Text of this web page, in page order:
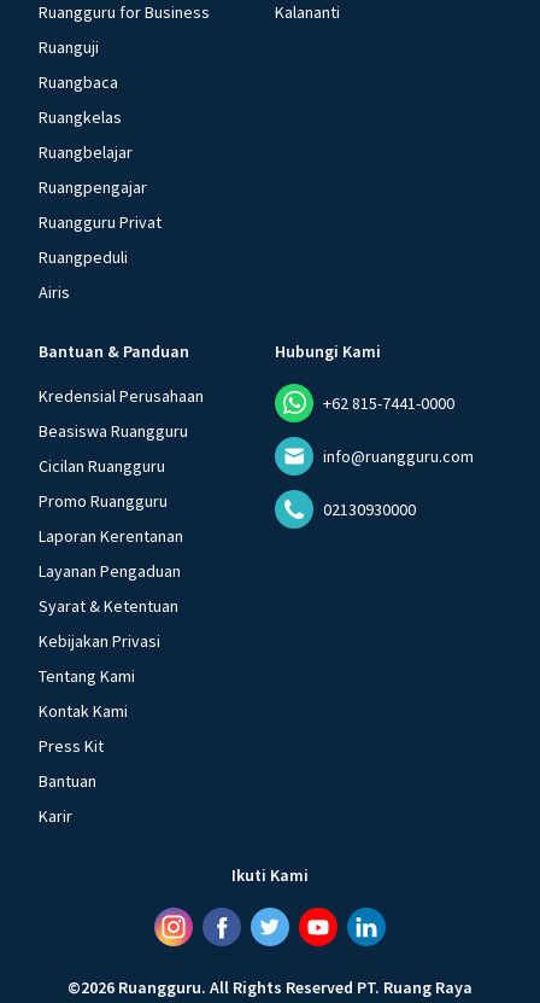
Ruangguru for Business
Ruanguji
Ruangbaca
Ruangkelas
Ruangbelajar
Ruangpengajar
Ruangguru Privat
Ruangpeduli
Airis
Kalananti
Bantuan & Panduan
Kredensial Perusahaan
Beasiswa Ruangguru
Cicilan Ruangguru
Promo Ruangguru
Laporan Kerentanan
Layanan Pengaduan
Syarat & Ketentuan
Kebijakan Privasi
Tentang Kami
Kontak Kami
Press Kit
Bantuan
Karir
Hubungi Kami
+62 815-7441-0000
info@ruangguru.com
02130930000
Ikuti Kami
©2026 Ruangguru. All Rights Reserved PT. Ruang Raya